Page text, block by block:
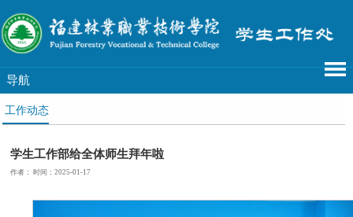
导航
工作动态
学生工作部给全体师生拜年啦
作者： 时间：2025-01-17